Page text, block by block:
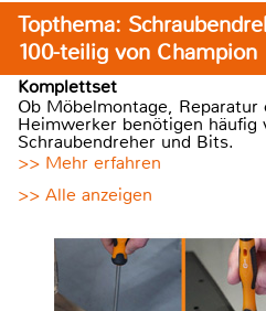
Topthema:
100-teilig von Champion
Komplettset
Ob Möbelmontage,
Heimwerker benötigen häufig
Schraubendreher und Bits.
>> Mehr erfahren
>> Alle anzeigen